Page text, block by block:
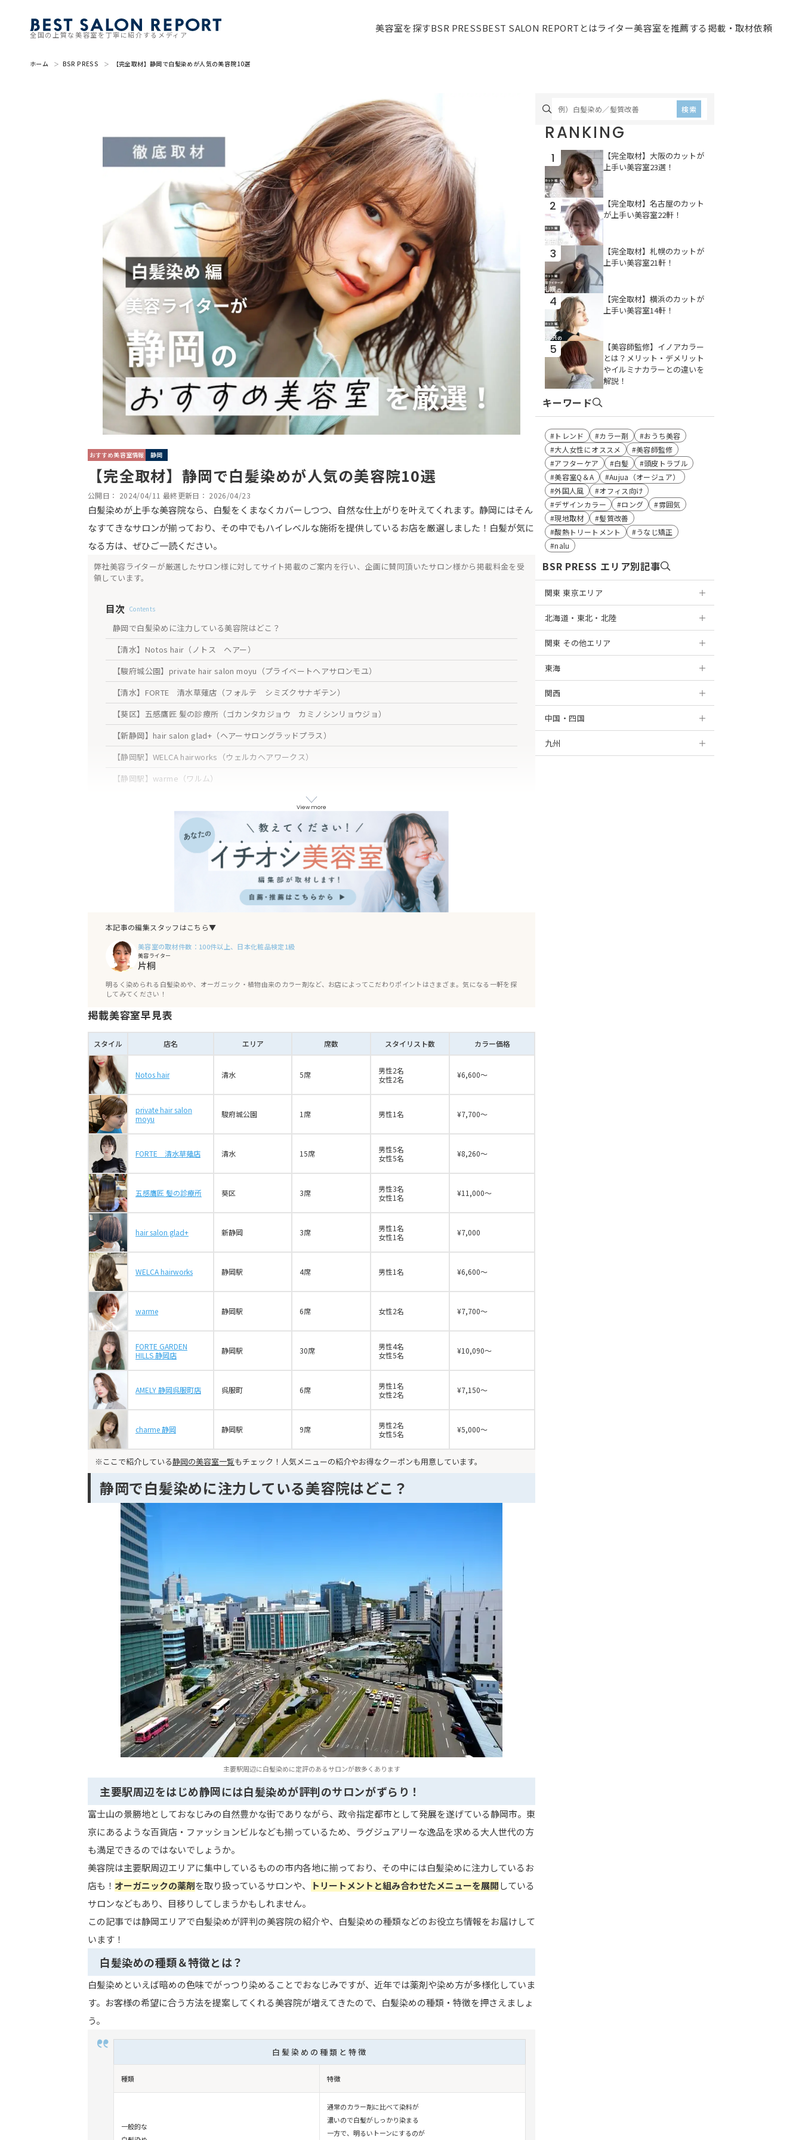
全国の上質な美容室を丁寧に紹介するメディア
美容室を探すBSR PRESSBEST SALON REPORTとはライター美容室を推薦する掲載・取材依頼
ホーム BSR PRESS 【完全取材】静岡で白髪染めが人気の美容院10選
おすすめ美容室情報 静岡
【完全取材】静岡で白髪染めが人気の美容院10選
公開日： 2024/04/11 最終更新日： 2026/04/23
白髪染めが上手な美容院なら、白髪をくまなくカバーしつつ、自然な仕上がりを叶えてくれます。静岡にはそん
なすてきなサロンが揃っており、その中でもハイレベルな施術を提供しているお店を厳選しました！白髪が気に
なる方は、ぜひご一読ください。
弊社美容ライターが厳選したサロン様に対してサイト掲載のご案内を行い、企画に賛同頂いたサロン様から掲載料金を受
領しています。
目次 Contents
静岡で白髪染めに注力している美容院はどこ？
【清水】Notos hair（ノトス ヘアー）
【駿府城公園】private hair salon moyu（プライベートヘアサロンモユ）
【清水】FORTE 清水草薙店（フォルテ シミズクサナギテン）
【葵区】五感鷹匠 髪の診療所（ゴカンタカジョウ カミノシンリョウジョ）
【新静岡】hair salon glad+（ヘアーサロングラッドプラス）
【静岡駅】WELCA hairworks（ウェルカヘアワークス）
【静岡駅】warme（ワルム）
【静岡駅】FORTE GARDEN HILLS 静岡店（フォルテ ガーデン ヒルズ）
【呉服町】AMELY 静岡呉服町店（エメリーシズオカゴフクチョウテン）
【静岡駅】charme 静岡（シャルムシズオカ）
View more
本記事の編集スタッフはこちら▼
美容室の取材件数：100件以上、日本化粧品検定1級
美容ライター
片桐
明るく染められる白髪染めや、オーガニック・植物由来のカラー剤など、お店によってこだわりポイントはさまざま。気になる一軒を探
してみてください！
掲載美容室早見表
スタイル 店名 エリア 席数 スタイリスト数 カラー価格
Notos hair 清水 5席
男性2名
女性2名
¥6,600～
private hair salon
moyu
駿府城公園 1席 男性1名 ¥7,700～
FORTE 清水草薙店 清水 15席
男性5名
女性5名
¥8,260～
五感鷹匠 髪の診療所 葵区 3席
男性3名
女性1名
¥11,000～
hair salon glad+ 新静岡 3席
男性1名
女性1名
¥7,000
WELCA hairworks 静岡駅 4席 男性1名 ¥6,600～
warme 静岡駅 6席 女性2名 ¥7,700～
FORTE GARDEN
HILLS 静岡店
静岡駅 30席
男性4名
女性5名
¥10,090～
AMELY 静岡呉服町店 呉服町 6席
男性1名
女性2名
¥7,150～
charme 静岡 静岡駅 9席
男性2名
女性5名
¥5,000～
※ここで紹介している静岡の美容室一覧もチェック！人気メニューの紹介やお得なクーポンも用意しています。
静岡で白髪染めに注力している美容院はどこ？
主要駅周辺に白髪染めに定評のあるサロンが数多くあります
主要駅周辺をはじめ静岡には白髪染めが評判のサロンがずらり！
富士山の景勝地としておなじみの自然豊かな街でありながら、政令指定都市として発展を遂げている静岡市。東
京にあるような百貨店・ファッションビルなども揃っているため、ラグジュアリーな逸品を求める大人世代の方
も満足できるのではないでしょうか。
美容院は主要駅周辺エリアに集中しているものの市内各地に揃っており、その中には白髪染めに注力しているお
店も！ オーガニックの薬剤を取り扱っているサロンや、 トリートメントと組み合わせたメニューを展開している
サロンなどもあり、目移りしてしまうかもしれません。
この記事では静岡エリアで白髪染めが評判の美容院の紹介や、白髪染めの種類などのお役立ち情報をお届けして
います！
白髪染めの種類＆特徴とは？
白髪染めといえば暗めの色味でがっつり染めることでおなじみですが、近年では薬剤や染め方が多様化していま
す。お客様の希望に合う方法を提案してくれる美容院が増えてきたので、白髪染めの種類・特徴を押さえましょ
う。
白髪染めの種類と特徴
種類 特徴
一般的な
通常のカラー剤に比べて染料が
濃いので白髪がしっかり染まる
一方で、明るいトーンにするのが
検索
RANKING
1
【完全取材】大阪のカットが
上手い美容室23選！
2
【完全取材】名古屋のカット
が上手い美容室22軒！
3
【完全取材】札幌のカットが
上手い美容室21軒！
4
【完全取材】横浜のカットが
上手い美容室14軒！
5
【美容師監修】イノアカラー
とは？メリット・デメリット
やイルミナカラーとの違いを
解説！
キーワード
トレンド カラー剤
おうち美容
大人女性にオススメ
美容師監修
アフターケア
白髪
頭皮トラブル
美容室Q＆A
Aujua（オージュア）
外国人風
オフィス向け
デザインカラー
ロング
雰囲気
現地取材
髪質改善
酸熱トリートメント
うなじ矯正
nalu
BSR PRESS エリア別記事
関東 東京エリア
浅草
銀座
表参道
麻布十番
新宿
高田馬場
北海道・東北・北陸
札幌
円山
盛岡
仙台
山形
関東 その他エリア
神奈川
川崎
千葉
千葉
埼玉
茨城
東海
岐阜
静岡
浜松
関西
京都
大阪
中国・四国
岡山
九州